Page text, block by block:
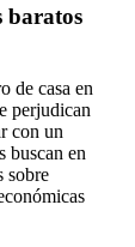
baratos
de casa en
perjudican
con un
buscan en
sobre